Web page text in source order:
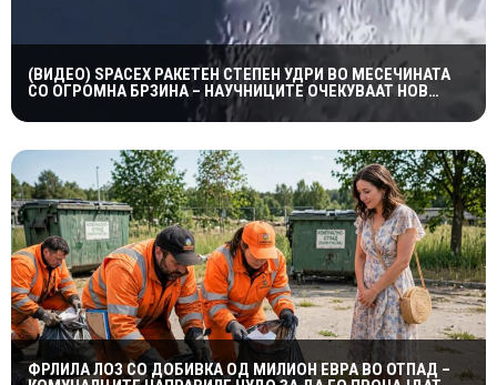
(ВИДЕО) SPACEX РАКЕТЕН СТЕПЕН УДРИ ВО МЕСЕЧИНАТА
СО ОГРОМНА БРЗИНА – НАУЧНИЦИТЕ ОЧЕКУВААТ НОВ
КРАТЕР И ВАЖНИ СОЗНАНИЈА
ФРЛИЛА ЛОЗ СО ДОБИВКА ОД МИЛИОН ЕВРА ВО ОТПАД –